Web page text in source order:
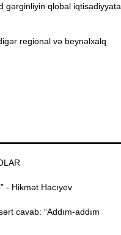
gərginliyin qlobal iqtisadiyyata
regional və beynəlxalq
- Hikmət Hacıyev
cavab: “Addım-addım